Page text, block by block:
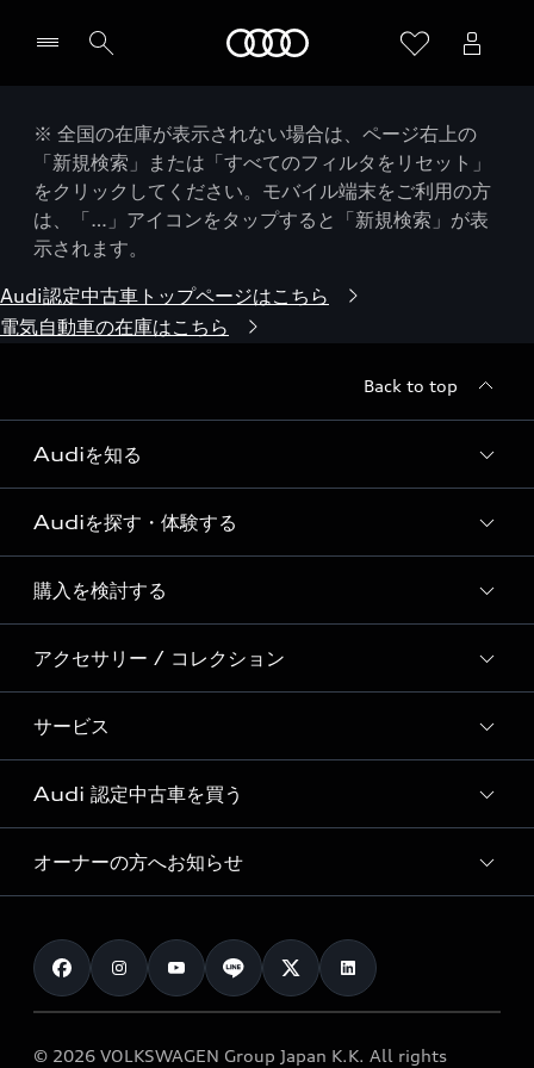
※ 全国の在庫が表示されない場合は、ページ右上の
「新規検索」または「すべてのフィルタをリセット」
をクリックしてください。モバイル端末をご利用の方
は、「…」アイコンをタップすると「新規検索」が表
示されます。
Audi認定中古車トップページはこちら
電気自動車の在庫はこちら
Back to top
Audiを知る
Audi ブランド
Story of Progress
Audi Sport
Formula 1®
デジタルサービス
Audiを探す・体験する
ディーラー検索
新車在庫検索
試乗車・展示車検索
見積り依頼
試乗予約
購入を検討する
モデル一覧
特別仕様モデル / 限定モデル
e-tronラインアップ
価格シミュレーション
車両比較
カタログ一覧
アクセサリー / コレクション
純正アクセサリー
オンラインショップ
Audi collection
アウディナビアプリ
サービス
サービス入庫予約
サービスプログラム
メンテナンス
車検 / 定期点検
e-tronアフターサポート
Audi 認定中古車を買う
Audi認定中古車
クオリティ
保証
メンテナンス
オーナーの方へお知らせ
お知らせ
オーナー様向けキャンペーン
© 2026 VOLKSWAGEN Group Japan K.K. All rights